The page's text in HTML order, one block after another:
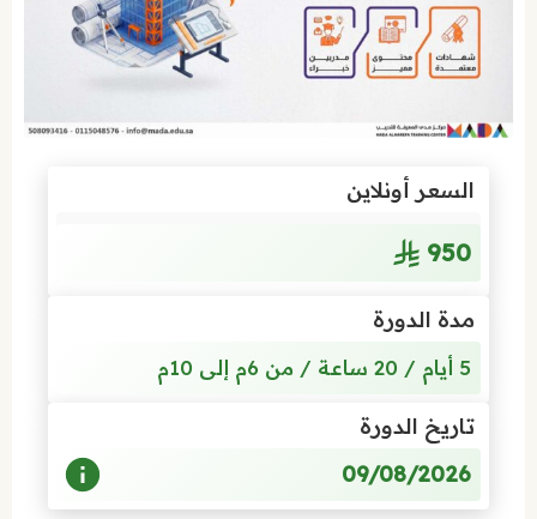
السعر أونلاين
950
مدة الدورة
5 أيام / 20 ساعة / من 6م إلى 10م
تاريخ الدورة
09/08/2026